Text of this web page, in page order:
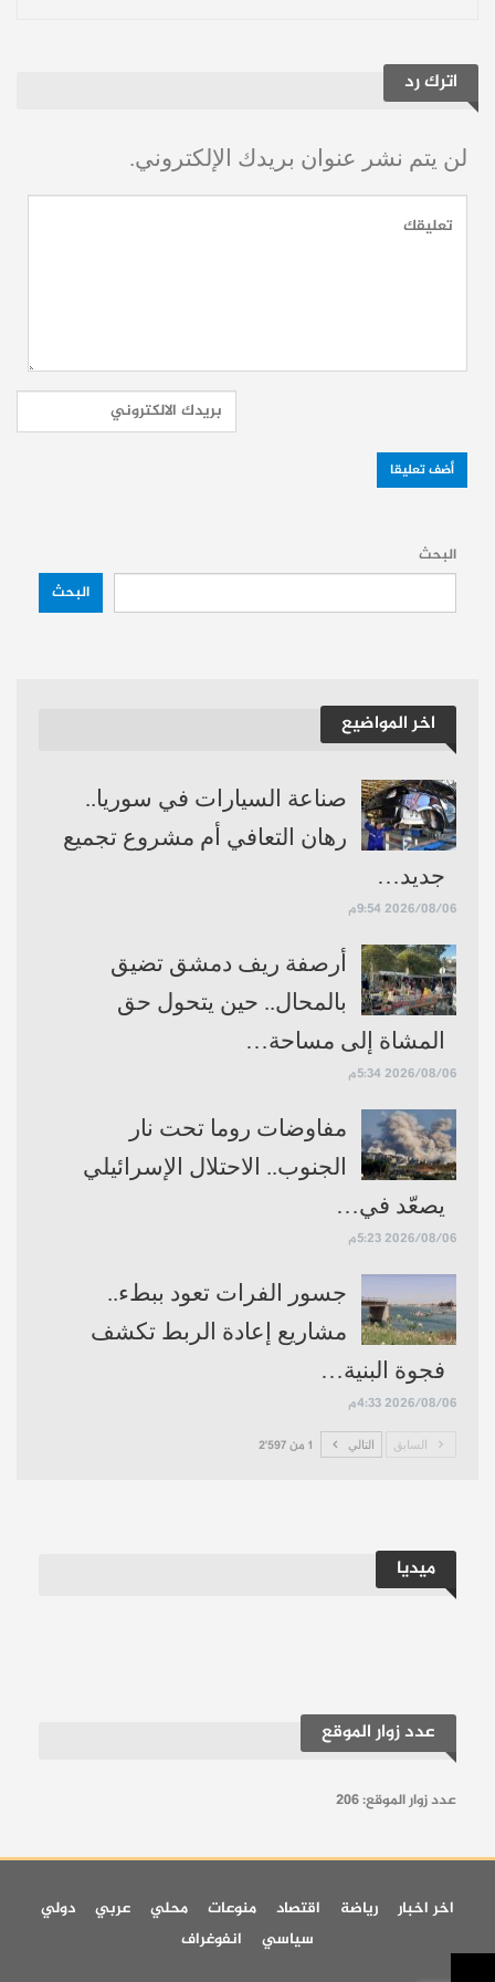
الجديدة في محيط تل عكاشة القريب من قرية
بريقة وذلك في إطار تنفيذ مشروع التحصينات
المحتل.
توغلات إسرائيلية تخترق الشريط الحدودي
استراتيجية الخط الأصفر: هل تفرض
إسرائيل واقعاً جغرافياً جديداً في الجنوب
حساباتنا: فيسبوك تلغرام يوتيوب تويتر انستغرام
اترك رد
لن يتم نشر عنوان بريدك الإلكتروني.
البحث
البحث
اخر المواضيع
صناعة السيارات في سوريا..
رهان التعافي أم مشروع تجميع
جديد…
2026/08/06 9:54م
أرصفة ريف دمشق تضيق
بالمحال.. حين يتحول حق
المشاة إلى مساحة…
2026/08/06 5:34م
مفاوضات روما تحت نار
الجنوب.. الاحتلال الإسرائيلي
يصعّد في…
2026/08/06 5:23م
جسور الفرات تعود ببطء..
مشاريع إعادة الربط تكشف
فجوة البنية…
2026/08/06 4:33م
السابق التالي 1 من 2٬597
ميديا
عدد زوار الموقع
عدد زوار الموقع:206
اخر اخبار رياضة اقتصاد منوعات محلي عربي
دولي
سياسي
انفوغراف